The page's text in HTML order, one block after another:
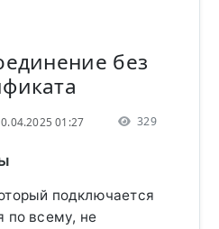
без
01:27 329
подключается
по всему, не